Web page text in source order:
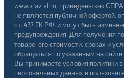
www.kravtel.ru, приведены как
не являются публичной офертой,
ст. 437 ГК РФ, и могут быть
предупреждения. Для получения
товаре, его стоимости, сроках и
обращаться по указанным на
Вы принимаете условия политики
персональных данных и